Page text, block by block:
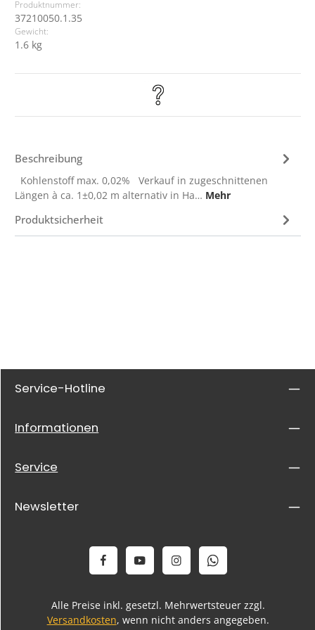
Produktnummer:
37210050.1.35
Gewicht:
1.6 kg
Beschreibung
Kohlenstoff max. 0,02% Verkauf in zugeschnittenen
Längen à ca. 1±0,02 m alternativ in Ha… Mehr
Produktsicherheit
Service-Hotline
Informationen
Service
Newsletter
Alle Preise inkl. gesetzl. Mehrwertsteuer zzgl.
Versandkosten, wenn nicht anders angegeben.